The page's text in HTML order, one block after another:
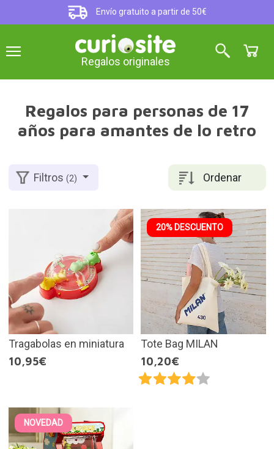
Envío gratuito a partir de 50€
Regalos originales
Regalos para personas de 17
años para amantes de lo retro
Ordenar
Filtros(2)
Tragabolas en miniatura
10,95€
20% DESCUENTO
Tote Bag MILAN
10,20€
NOVEDAD